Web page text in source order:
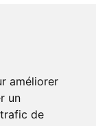
améliorer
un
de